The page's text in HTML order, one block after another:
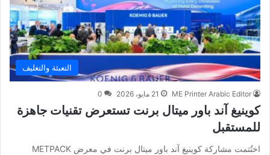
التعبئة والتغليف
ME Printer Arabic Editor 21 مايو، 2026 0
كوينيغ آند باور ميتال برنت تستعرض تقنيات جاهزة
للمستقبل
اختُتمت مشاركة كوينيغ آند باور ميتال برنت في معرض METPACK